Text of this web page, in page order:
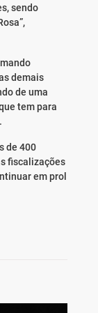
sendo
demais
de uma
tem para
de 400
fiscalizações
em prol